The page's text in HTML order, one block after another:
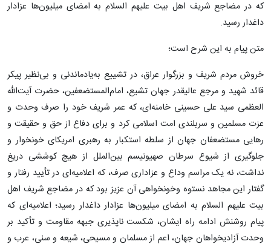
که در مضاجع شریف اهل بیت علیهم السلام به امضای میلیون‌ها عزادار
داغدار رسید.
متن پیام به این شرح است؛
خروش مردم شریف و بزرگوار عراق، در تشییع به‌یادماندنی و بی‌نظیر پیکر
قائد شهید و مرجع عالیقدر جهان تشیع، اما‌م‌المستضعفین، حضرت آیت‌الله
العظمی سید علی حسینی خامنه‌ای، که عمر شریف خود را صرف وحدت و
عزت مسلمین و سربلندی امت اسلامی کرد و برای دفاع از حق و حقیقت و
رهایی مستضعفان جهان از سلطه استکبار به رهبری امریکای خونخوار و
جلوگیری از شیوع سرطان صهیونیسم بین‌الملل از هیچ کوششی دریغ
نداشت، نه یک مراسم وداع و عزاداری صرف، که اعلامیه‌‌ای در تأیید رفتار و
گفتار این مجاهد نستوه وخونخواهی آن عزیز بود که در مضاجع شریف اهل
بیت علیهم السلام به امضای میلیون‌ها عزادار داغدار رسید؛ اعلامیه‌‌ای که
پیام روشنش ادامه راه ایشان، شکست ناپذیری جبهه مقاومت و تأکید بر
وحدت آزادیخواهان جهان، اعم از مسلمان و مسیحی، شیعه و سنی، عرب و